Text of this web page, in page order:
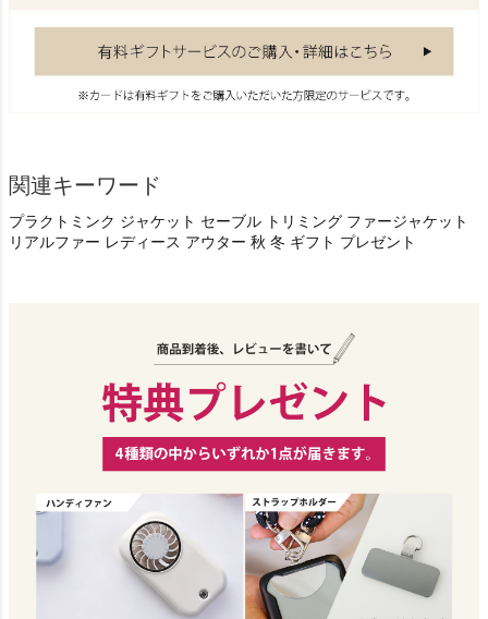
関連キーワード
プラクトミンク ジャケット セーブル トリミング ファージャケット
リアルファー レディース アウター 秋 冬 ギフト プレゼント